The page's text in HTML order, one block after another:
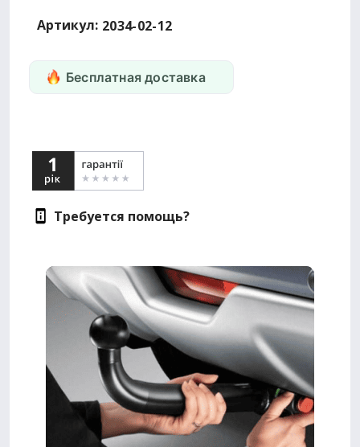
Артикул: 2034-02-12
Бесплатная доставка
Требуется помощь?